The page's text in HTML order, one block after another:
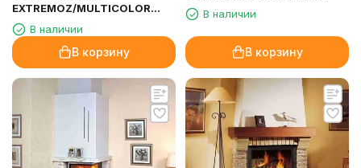
EXTREMOZ/MULTICOLOR
(Hark)В наличии
В корзину
В наличии
В корзину